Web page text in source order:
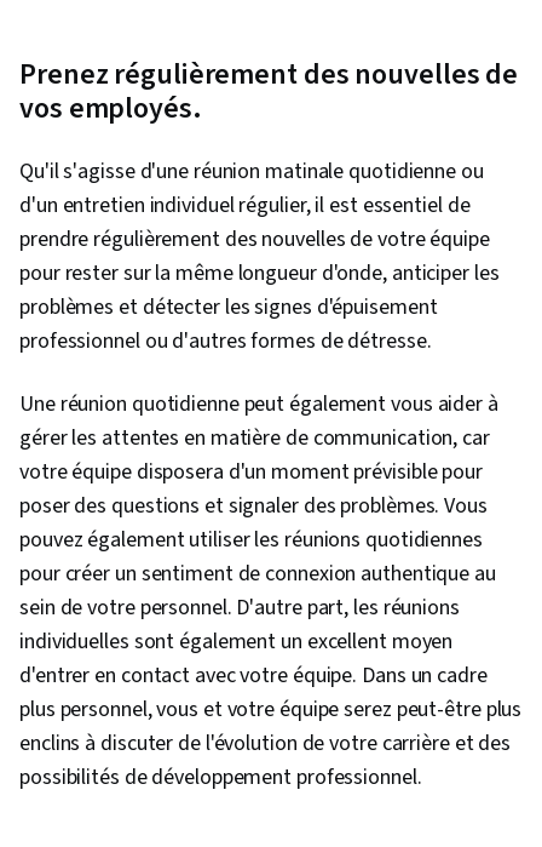
Prenez régulièrement des nouvelles de
vos employés.
Qu'il s'agisse d'une réunion matinale quotidienne ou
d'un entretien individuel régulier, il est essentiel de
prendre régulièrement des nouvelles de votre équipe
pour rester sur la même longueur d'onde, anticiper les
problèmes et détecter les signes d'épuisement
professionnel ou d'autres formes de détresse.
Une réunion quotidienne peut également vous aider à
gérer les attentes en matière de communication, car
votre équipe disposera d'un moment prévisible pour
poser des questions et signaler des problèmes. Vous
pouvez également utiliser les réunions quotidiennes
pour créer un sentiment de connexion authentique au
sein de votre personnel. D'autre part, les réunions
individuelles sont également un excellent moyen
d'entrer en contact avec votre équipe. Dans un cadre
plus personnel, vous et votre équipe serez peut-être plus
enclins à discuter de l'évolution de votre carrière et des
possibilités de développement professionnel.